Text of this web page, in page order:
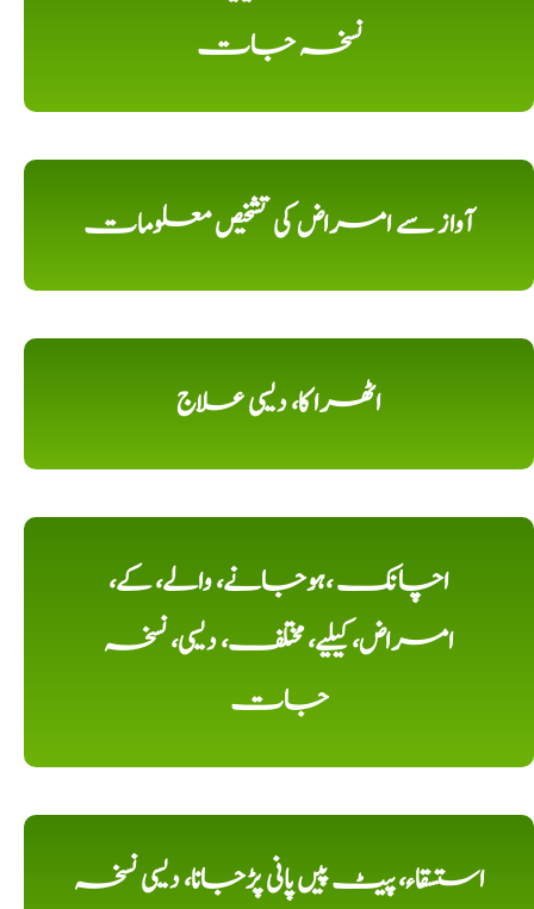
نسخہ جات
آواز سے امراض کی تشخیص معلومات
اٹھرا کا، دیسی علاج
اچانک ،ہوجانے، والے، کے،
امراض، کیلیے، مختلف، دیسی، نسخہ
جات
استسقاء، پیٹ پیں پانی پڑجانا، دیسی نسخہ